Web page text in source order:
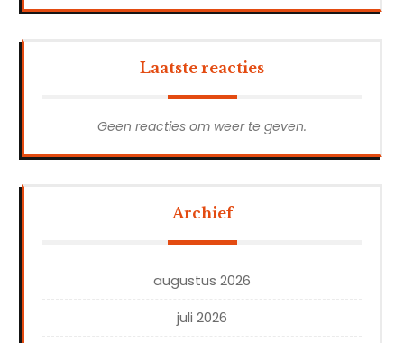
Laatste reacties
Geen reacties om weer te geven.
Archief
augustus 2026
juli 2026